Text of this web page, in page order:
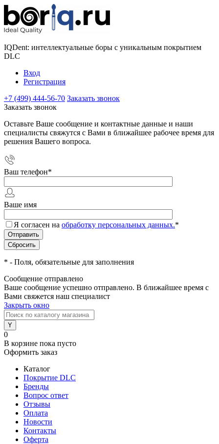
IQDent: интеллектуальные боры с уникальным покрытием
DLC
Вход
Регистрация
+7 (499) 444-56-70 Заказать звонок
Заказать звонок
Оставьте Ваше сообщение и контактные данные и наши
специалисты свяжутся с Вами в ближайшее рабочее время для
решения Вашего вопроса.
Ваш телефон*
Ваше имя
Я согласен на обработку персональных данных.*
* - Поля, обязательные для заполнения
Сообщение отправлено
Ваше сообщение успешно отправлено. В ближайшее время с
Вами свяжется наш специалист
Закрыть окно
0
В корзине пока пусто
Оформить заказ
Каталог
Покрытие DLC
Бренды
Вопрос ответ
Отзывы
Оплата
Новости
Контакты
Оферта